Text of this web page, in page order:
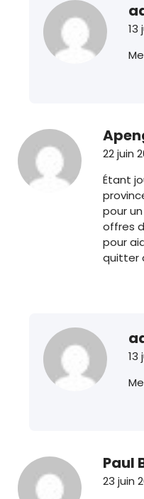
13
22 juin
Étant
pour
offres
pour
quitter
13
Paul
23 juin